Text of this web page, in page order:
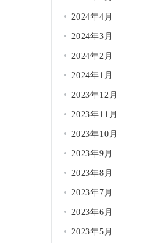
2024年4月
2024年3月
2024年2月
2024年1月
2023年12月
2023年11月
2023年10月
2023年9月
2023年8月
2023年7月
2023年6月
2023年5月